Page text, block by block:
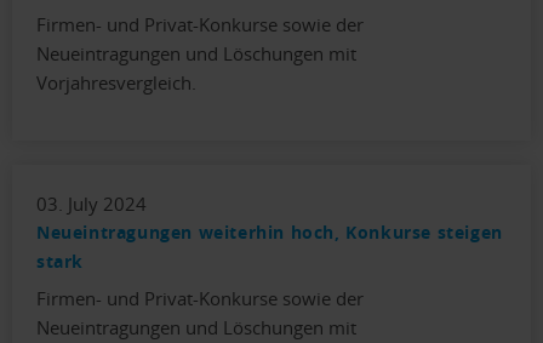
Firmen- und Privat-Konkurse sowie der
Neueintragungen und Löschungen mit
Vorjahresvergleich.
03. July 2024
Neueintragungen weiterhin hoch, Konkurse steigen
stark
Firmen- und Privat-Konkurse sowie der
Neueintragungen und Löschungen mit